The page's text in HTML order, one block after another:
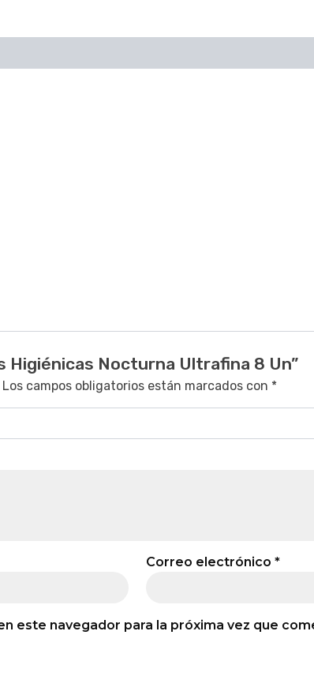
Higiénicas Nocturna Ultrafina 8 Un”
Los campos obligatorios están marcados con *
Correo electrónico*
este navegador para la próxima vez que